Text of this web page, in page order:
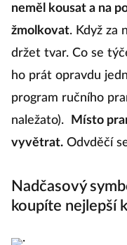
neměl kousat a na
žmolkovat. Když za
držet tvar. Co se
ho prát opravdu
program ručního
naležato).
Místo
vyvětrat. Odvděčí
Nadčasový
koupíte nejlepší